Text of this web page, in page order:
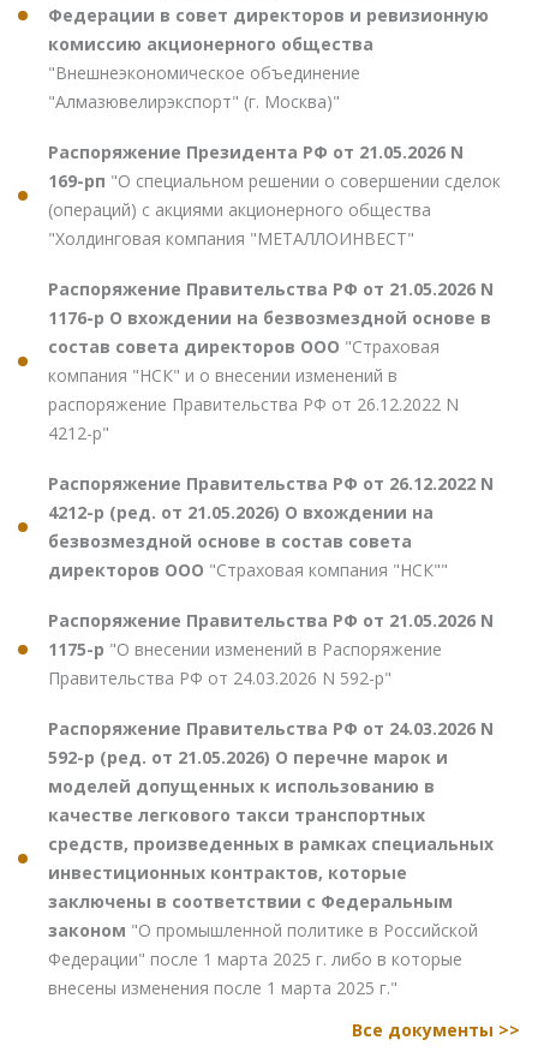
Федерации в совет директоров и ревизионную
комиссию акционерного общества
"Внешнеэкономическое объединение
"Алмазювелирэкспорт" (г. Москва)"
Распоряжение Президента РФ от 21.05.2026 N
169-рп "О специальном решении о совершении сделок
(операций) с акциями акционерного общества
"Холдинговая компания "МЕТАЛЛОИНВЕСТ"
Распоряжение Правительства РФ от 21.05.2026 N
1176-р О вхождении на безвозмездной основе в
состав совета директоров ООО "Страховая
компания "НСК" и о внесении изменений в
распоряжение Правительства РФ от 26.12.2022 N
4212-р"
Распоряжение Правительства РФ от 26.12.2022 N
4212-р (ред. от 21.05.2026) О вхождении на
безвозмездной основе в состав совета
директоров ООО "Страховая компания "НСК""
Распоряжение Правительства РФ от 21.05.2026 N
1175-р "О внесении изменений в Распоряжение
Правительства РФ от 24.03.2026 N 592-р"
Распоряжение Правительства РФ от 24.03.2026 N
592-р (ред. от 21.05.2026) О перечне марок и
моделей допущенных к использованию в
качестве легкового такси транспортных
средств, произведенных в рамках специальных
инвестиционных контрактов, которые
заключены в соответствии с Федеральным
законом "О промышленной политике в Российской
Федерации" после 1 марта 2025 г. либо в которые
внесены изменения после 1 марта 2025 г."
Все документы >>